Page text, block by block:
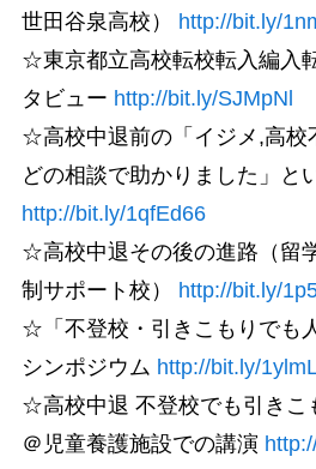
世田谷泉高校）
http://bit.ly/
☆東京都立高校転校転入編入
タビュー http://bit.ly/SJMpNl
☆高校中退前の「イジメ,高校
どの相談で助かりました」と
http://bit.ly/1qfEd66
☆高校中退その後の進路（留
制サポート校）
http://bit.ly/
☆「不登校・引きこもりでも
シンポジウム http://bit.ly/
☆高校中退 不登校でも引きこ
＠児童養護施設での講演